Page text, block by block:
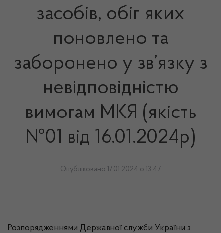
засобів, обіг яких
поновлено та
заборонено у зв’язку з
невідповідністю
вимогам МКЯ (якість
№01 від 16.01.2024р)
Опубліковано 17.01.2024 о 13:47
Розпорядженнями Державної служби України з